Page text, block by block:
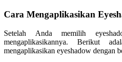
Cara Mengaplikasikan
Setelah Anda memilih
mengaplikasikannya. Berikut
mengaplikasikan eyeshadow dengan